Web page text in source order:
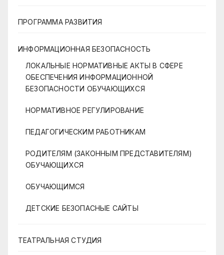
ПРОГРАММА РАЗВИТИЯ
ИНФОРМАЦИОННАЯ БЕЗОПАСНОСТЬ
ЛОКАЛЬНЫЕ НОРМАТИВНЫЕ АКТЫ В СФЕРЕ
ОБЕСПЕЧЕНИЯ ИНФОРМАЦИОННОЙ
БЕЗОПАСНОСТИ ОБУЧАЮЩИХСЯ
НОРМАТИВНОЕ РЕГУЛИРОВАНИЕ
ПЕДАГОГИЧЕСКИМ РАБОТНИКАМ
РОДИТЕЛЯМ (ЗАКОННЫМ ПРЕДСТАВИТЕЛЯМ)
ОБУЧАЮЩИХСЯ
ОБУЧАЮЩИМСЯ
ДЕТСКИЕ БЕЗОПАСНЫЕ САЙТЫ
ТЕАТРАЛЬНАЯ СТУДИЯ